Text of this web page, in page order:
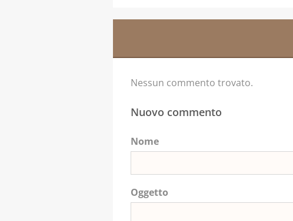
Nessun commento trovato.
Nuovo commento
Nome
Oggetto